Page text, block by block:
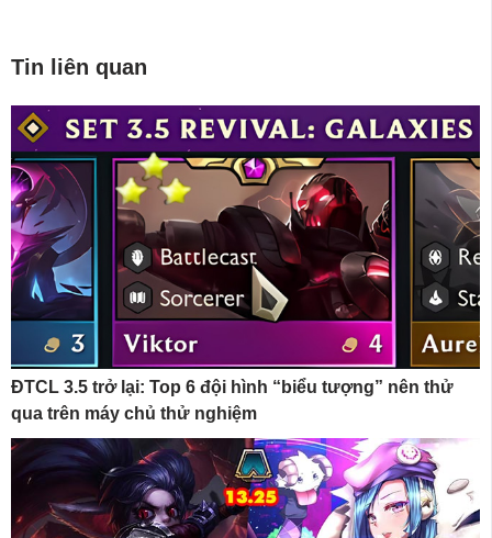
Tin liên quan
ĐTCL 3.5 trở lại: Top 6 đội hình “biểu tượng” nên thử
qua trên máy chủ thử nghiệm